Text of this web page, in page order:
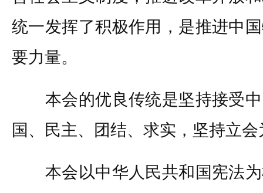
统一发挥了积极作用，是推进中
要力量。
本会的优良传统是坚持接受中
国、民主、团结、求实，坚持立会
本会以中华人民共和国宪法为